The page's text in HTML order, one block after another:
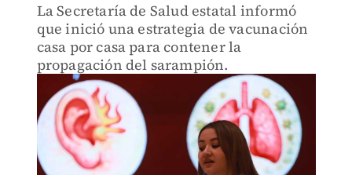
La Secretaría de Salud estatal informó
que inició una estrategia de vacunación
casa por casa para contener la
propagación del sarampión.